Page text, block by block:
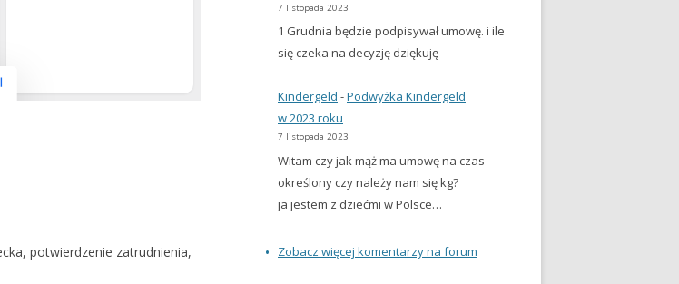
potwierdzenie zatrudnienia,
7 listopada 2023
1 Grudnia będzie podpisywał umowę. i ile
się czeka na decyzję dziękuję
Kindergeld -Podwyżka Kindergeld
w 2023 roku
7 listopada 2023
Witam czy jak mąż ma umowę na czas
określony czy należy nam się kg?
ja jestem z dziećmi w Polsce…
Zobacz więcej komentarzy na forum